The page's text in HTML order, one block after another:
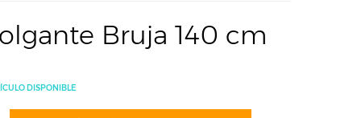
Bruja 140 cm
DISPONIBLE